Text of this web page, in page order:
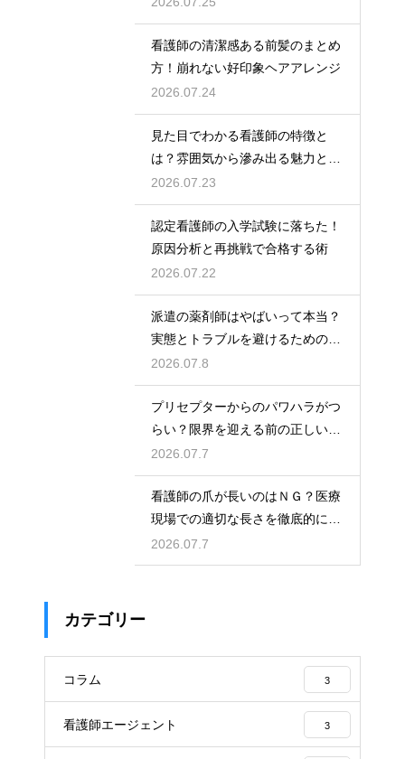
看護師の清潔感ある前髪のまとめ
方！崩れない好印象ヘアアレンジ
2026.07.24
見た目でわかる看護師の特徴と
は？雰囲気から滲み出る魅力と秘
密
2026.07.23
認定看護師の入学試験に落ちた！
原因分析と再挑戦で合格する術
2026.07.22
派遣の薬剤師はやばいって本当？
実態とトラブルを避けるための働
き方を解説
2026.07.8
プリセプターからのパワハラがつ
らい？限界を迎える前の正しい対
処法
2026.07.7
看護師の爪が長いのはＮＧ？医療
現場での適切な長さを徹底的に解
説
2026.07.7
カテゴリー
コラム 3
看護師エージェント 3